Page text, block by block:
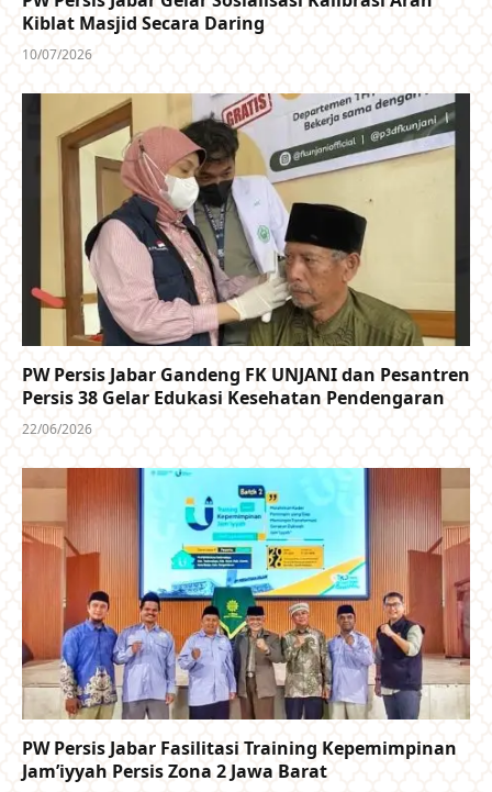
Kiblat Masjid Secara Daring
10/07/2026
PW Persis Jabar Gandeng FK UNJANI dan Pesantren
Persis 38 Gelar Edukasi Kesehatan Pendengaran
22/06/2026
PW Persis Jabar Fasilitasi Training Kepemimpinan
Jam’iyyah Persis Zona 2 Jawa Barat